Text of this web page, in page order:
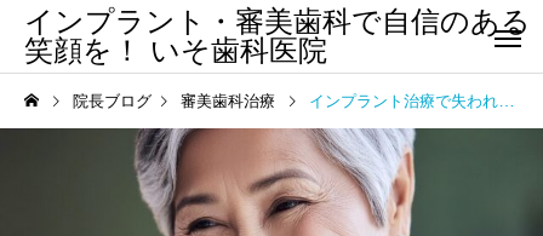
インプラント・審美歯科で自信のある
笑顔を！ いそ歯科医院
院長ブログ 審美歯科治療 インプラント治療で失われた歯を取り戻し、快適な毎日を